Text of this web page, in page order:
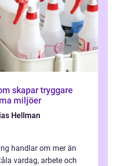
skapar tryggare
miljöer
Hellman
handlar om mer än
vardag, arbete och